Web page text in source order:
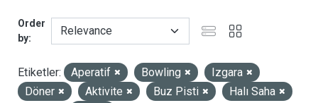
ETIKETLER
LISANSLAR
Order
by
Etiketler: Aperatif Bowling
Izgara
Döner
Aktivite Buz Pisti
Halı Saha